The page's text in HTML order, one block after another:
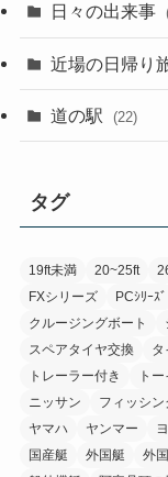
日々の出来事
近場の日帰り
道の駅 (22)
タグ
19ft未満 20~25ft
FXシリーズ
PCｼﾘｰｽﾞ
クルージングボート
スペアタイヤ交換
タ
トレーラー付き
ト
ニッサン
フィッシン
ヤマハ
ヤンマー
国産艇
外国艇 外